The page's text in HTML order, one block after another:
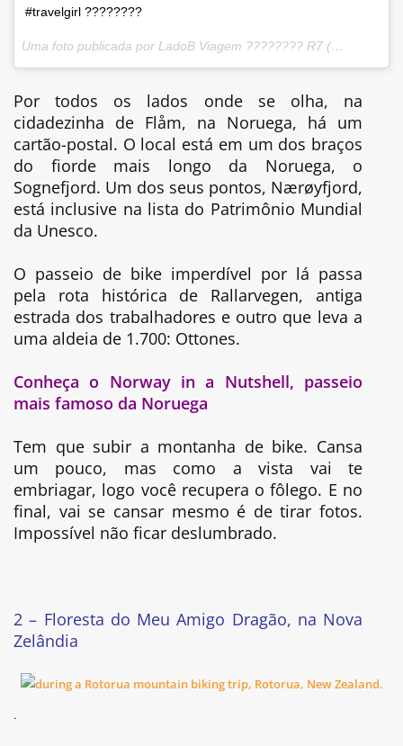
#travelgirl ????????
Uma foto publicada por LadoB Viagem ???????? R7 (@ladobviagem) em
Por todos os lados onde se olha, na
cidadezinha de Flåm, na Noruega, há um
cartão-postal. O local está em um dos braços
do fiorde mais longo da Noruega, o
Sognefjord. Um dos seus pontos, Nærøyfjord,
está inclusive na lista do Patrimônio Mundial
da Unesco.
O passeio de bike imperdível por lá passa
pela rota histórica de Rallarvegen, antiga
estrada dos trabalhadores e outro que leva a
uma aldeia de 1.700: Ottones.
Conheça o Norway in a Nutshell, passeio
mais famoso da Noruega
Tem que subir a montanha de bike. Cansa
um pouco, mas como a vista vai te
embriagar, logo você recupera o fôlego. E no
final, vai se cansar mesmo é de tirar fotos.
Impossível não ficar deslumbrado.
2 – Floresta do Meu Amigo Dragão, na Nova
Zelândia
.